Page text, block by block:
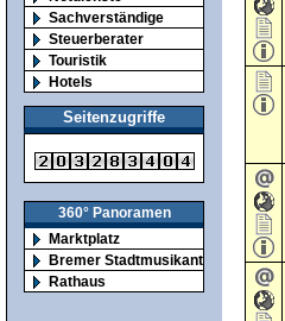
Sachverständige
Steuerberater
Touristik
Hotels
Seitenzugriffe
360° Panoramen
Marktplatz
Bremer Stadtmusikanten
Rathaus